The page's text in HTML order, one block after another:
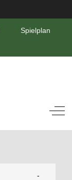
Spielplan
Off-